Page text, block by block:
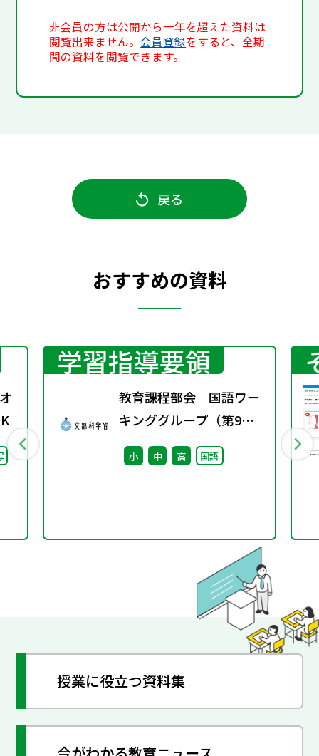
非会員の方は公開から一年を超えた資料は
閲覧出来ません。会員登録をすると、全期
間の資料を閲覧できます。
戻る
おすすめの資料
学習指導要領
教育課程部会 国語ワー
キンググループ（第9
回） 配付資料
小 中 高 国語
授業に役立つ資料集